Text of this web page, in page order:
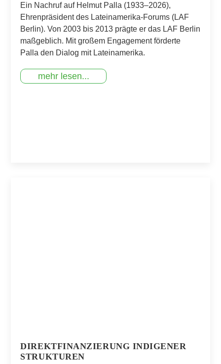
Ein Nachruf auf Helmut Palla (1933–2026),
Ehrenpräsident des Lateinamerika-Forums (LAF
Berlin). Von 2003 bis 2013 prägte er das LAF Berlin
maßgeblich. Mit großem Engagement förderte
Palla den Dialog mit Lateinamerika.
mehr lesen...
DIREKTFINANZIERUNG INDIGENER
STRUKTUREN